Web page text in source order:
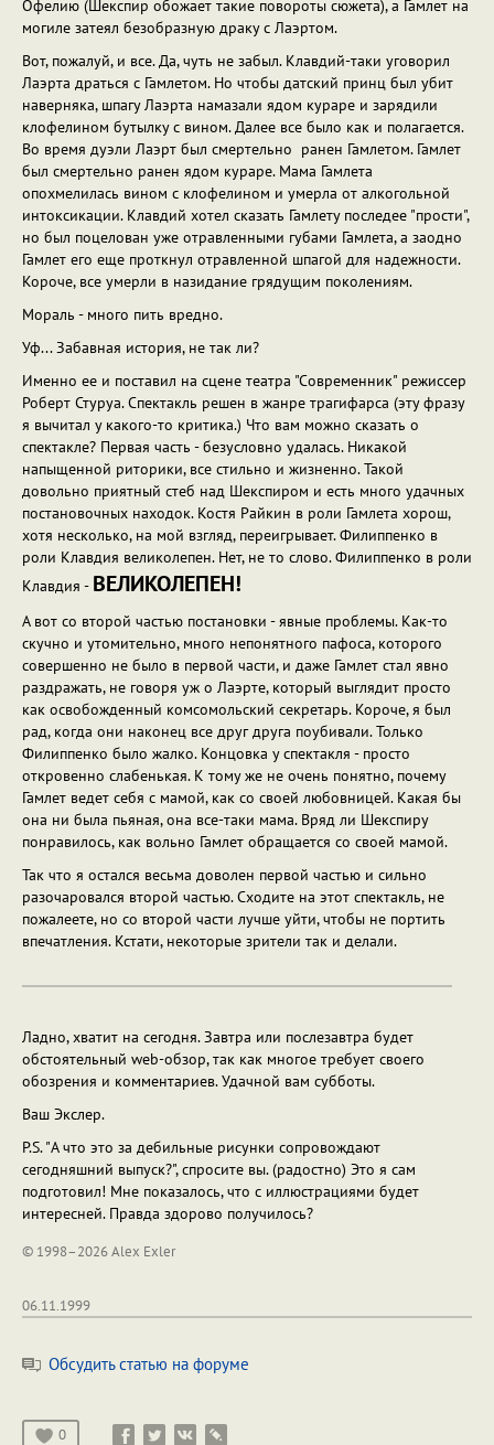
Офелию (Шекспир обожает такие повороты сюжета), а Гамлет на
могиле затеял безобразную драку с Лаэртом.
Вот, пожалуй, и все. Да, чуть не забыл. Клавдий-таки уговорил
Лаэрта драться с Гамлетом. Но чтобы датский принц был убит
наверняка, шпагу Лаэрта намазали ядом кураре и зарядили
клофелином бутылку с вином. Далее все было как и полагается.
Во время дуэли Лаэрт был смертельно ранен Гамлетом. Гамлет
был смертельно ранен ядом кураре. Мама Гамлета
опохмелилась вином с клофелином и умерла от алкогольной
интоксикации. Клавдий хотел сказать Гамлету последее "прости",
но был поцелован уже отравленными губами Гамлета, а заодно
Гамлет его еще проткнул отравленной шпагой для надежности.
Короче, все умерли в назидание грядущим поколениям.
Мораль - много пить вредно.
Уф... Забавная история, не так ли?
Именно ее и поставил на сцене театра "Современник" режиссер
Роберт Стуруа. Спектакль решен в жанре трагифарса (эту фразу
я вычитал у какого-то критика.) Что вам можно сказать о
спектакле? Первая часть - безусловно удалась. Никакой
напыщенной риторики, все стильно и жизненно. Такой
довольно приятный стеб над Шекспиром и есть много удачных
постановочных находок. Костя Райкин в роли Гамлета хорош,
хотя несколько, на мой взгляд, переигрывает. Филиппенко в
роли Клавдия великолепен. Нет, не то слово. Филиппенко в роли
Клавдия - ВЕЛИКОЛЕПЕН!
А вот со второй частью постановки - явные проблемы. Как-то
скучно и утомительно, много непонятного пафоса, которого
совершенно не было в первой части, и даже Гамлет стал явно
раздражать, не говоря уж о Лаэрте, который выглядит просто
как освобожденный комсомольский секретарь. Короче, я был
рад, когда они наконец все друг друга поубивали. Только
Филиппенко было жалко. Концовка у спектакля - просто
откровенно слабенькая. К тому же не очень понятно, почему
Гамлет ведет себя с мамой, как со своей любовницей. Какая бы
она ни была пьяная, она все-таки мама. Вряд ли Шекспиру
понравилось, как вольно Гамлет обращается со своей мамой.
Так что я остался весьма доволен первой частью и сильно
разочаровался второй частью. Сходите на этот спектакль, не
пожалеете, но со второй части лучше уйти, чтобы не портить
впечатления. Кстати, некоторые зрители так и делали.
Ладно, хватит на сегодня. Завтра или послезавтра будет
обстоятельный web-обзор, так как многое требует своего
обозрения и комментариев. Удачной вам субботы.
Ваш Экслер.
P.S. "А что это за дебильные рисунки сопровождают
сегодняшний выпуск?", спросите вы. (радостно) Это я сам
подготовил! Мне показалось, что с иллюстрациями будет
интересней. Правда здорово получилось?
© 1998–2026 Alex Exler
06.11.1999
Обсудить статью на форуме
0